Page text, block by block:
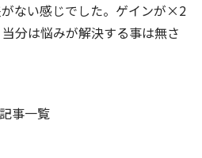
ない感じでした。ゲインが×2
分は悩みが解決する事は無さ
記事一覧